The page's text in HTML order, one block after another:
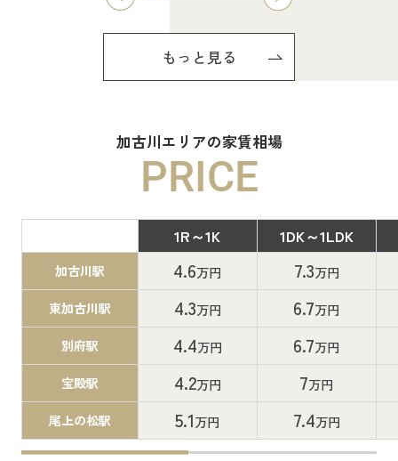
もっと見る
加古川エリアの家賃相場
PRICE
1R～1K 1DK～1LDK
加古川駅 4.6万円 7.3万円
東加古川駅 4.3万円 6.7万円
別府駅 4.4万円 6.7万円
宝殿駅 4.2万円 7万円
尾上の松駅 5.1万円 7.4万円